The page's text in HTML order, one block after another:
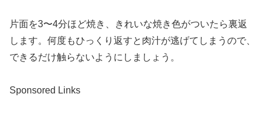
片面を3〜4分ほど焼き、きれいな焼き色がついたら裏返
します。何度もひっくり返すと肉汁が逃げてしまうので、
できるだけ触らないようにしましょう。
Sponsored Links